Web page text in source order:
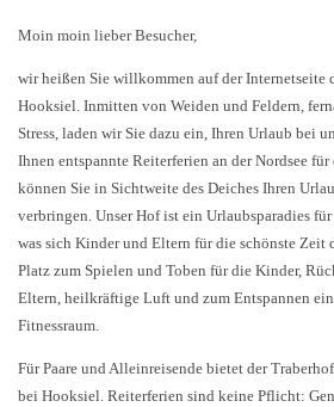
Moin moin lieber Besucher,
wir heißen Sie willkommen auf der Internetseite
Hooksiel. Inmitten von Weiden und Feldern,
Stress, laden wir Sie dazu ein, Ihren Urlaub bei
Ihnen entspannte Reiterferien an der Nordsee
können Sie in Sichtweite des Deiches Ihren
verbringen. Unser Hof ist ein Urlaubsparadies
was sich Kinder und Eltern für die schönste Zeit
Platz zum Spielen und Toben für die Kinder,
Eltern, heilkräftige Luft und zum Entspannen
Fitnessraum.
Für Paare und Alleinreisende bietet der
bei Hooksiel. Reiterferien sind keine Pflicht: